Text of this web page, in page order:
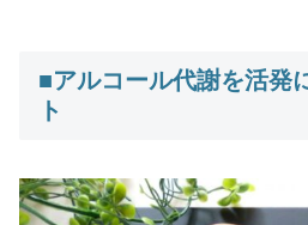
■アルコール代謝を活発
ト